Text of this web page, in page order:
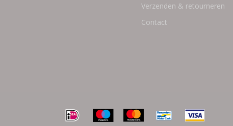
Verzenden & retourneren
Contact